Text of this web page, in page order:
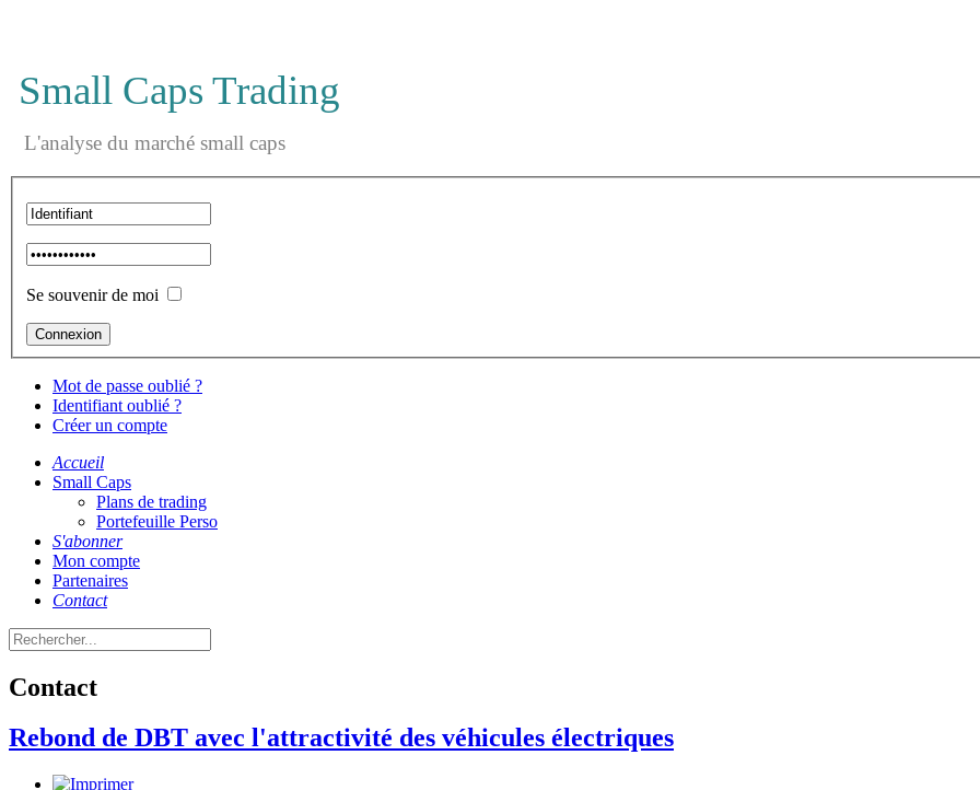
Small Caps Trading
L'analyse du marché small caps
Se souvenir de moi
Mot de passe oublié ?
Identifiant oublié ?
Créer un compte
Accueil
Small Caps
Plans de trading
Portefeuille Perso
S'abonner
Mon compte
Partenaires
Contact
Contact
Rebond de DBT avec l'attractivité des véhicules électriques